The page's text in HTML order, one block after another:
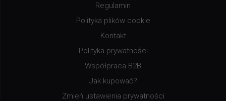
Regulamin
Polityka plików cookie
Kontakt
Polityka prywatności
Współpraca B2B
Jak kupować?
Zmień ustawienia prywatności